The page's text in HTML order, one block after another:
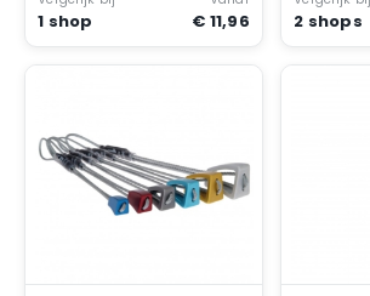
1 shop € 11,96 2 shops